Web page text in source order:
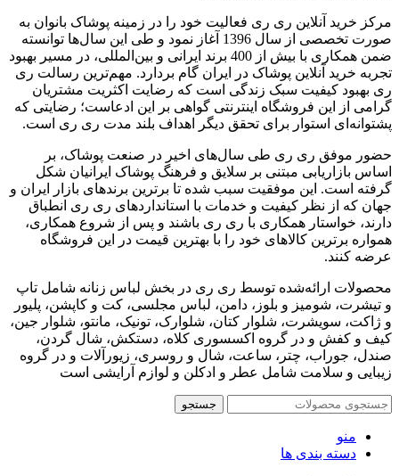
مرکز خرید آنلاین ری ری فعالیت خود را در زمینه پوشاک بانوان به
‌صورت تخصصی از سال 1396 آغاز نمود و طی این سال‌ها توانسته
ضمن همکاری با بیش از 400 برند ایرانی و بین‌المللی، در مسیر بهبود
تجربه خرید آنلاین پوشاک در ایران گام بردارد. مهم‌ترین رسالت ری
ری بهبود کیفیت سبک زندگی است که رضایت اکثریت مشتریان
گرامی از این فروشگاه اینترنتی گواهی بر این ادعاست؛ رضایتی که
پشتوانه‌ای استوار برای تحقق دیگر اهداف بلند مدت ری ری است.
حضور موفق ری ری طی سال‌های اخیر در صنعت پوشاک، بر
اساس بازاریابی مبتنی بر سلایق و فرهنگ پوشاک ایرانیان شکل‌
گرفته است. این موفقیت سبب شده تا برترین برندهای بازار ایران و
جهان که از نظر کیفیت و خدمات با استانداردهای ری ری انطباق
دارند، خواستار همکاری با ری ری باشند و پس از شروع همکاری،
همواره برترین کالاهای خود را با بهترین قیمت در این فروشگاه
عرضه کنند.
محصولات ارائه‌شده توسط ری ری در بخش لباس زنانه شامل تاپ
و تیشرت، شومیز و بلوز، دامن، لباس مجلسی، کت و کاپشن، پلیور
و ژاکت، سویشرت، شلوار کتان، شلوارک، تونیک، مانتو، شلوار جین،
کیف و کفش و در گروه اکسسوری کلاه، دستکش، شال گردن،
صندل، جوراب، چتر، ساعت، شال و روسری، زیورآلات و در گروه
زیبایی و سلامت شامل عطر و ادکلن و لوازم آرایشی است
جستجو
منو
دسته بندی ها